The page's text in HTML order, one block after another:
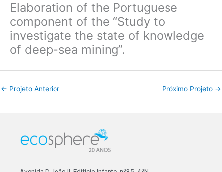
Elaboration of the Portuguese
component of the “Study to
investigate the state of knowledge
of deep-sea mining”.
← Projeto Anterior Próximo Projeto →